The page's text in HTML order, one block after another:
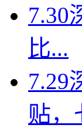
7.30
比...
7.29
贴，